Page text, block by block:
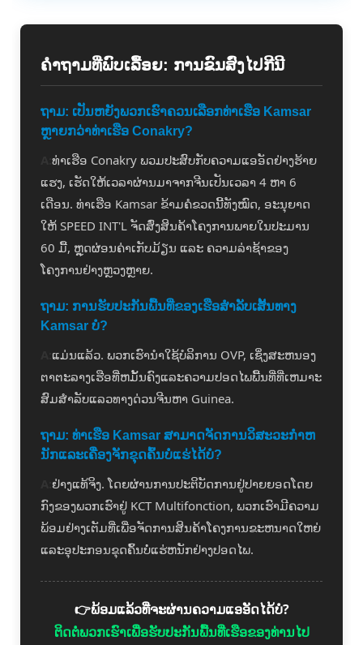
ຄໍາຖາມທີ່ພົບເລື້ອຍ: ການຂົນສົ່ງໄປກີນີ
ຖາມ: ເປັນຫຍັງພວກເຮົາຄວນເລືອກທ່າເຮືອ Kamsar
ຫຼາຍກວ່າທ່າເຮືອ Conakry?
ທ່າ​ເຮືອ Conakry ພວມ​ປະສົບ​ກັບ​ຄວາມ​ແອ​ອັດ​ຢ່າງ​ຮ້າຍ​
ແຮງ, ​ເຮັດ​ໃຫ້​ເວລາ​ຜ່ານ​ມາ​ຈາກ​ຈີນ​ເປັນ​ເວລາ 4 ຫາ 6 ​
ເດືອນ. ທ່າເຮືອ Kamsar ຂ້າມຄໍຂວດນີ້ທັງໝົດ, ອະນຸຍາດ
ໃຫ້ SPEED INT'L ຈັດສົ່ງສິນຄ້າໂຄງການພາຍໃນປະມານ
60 ມື້, ຫຼຸດຜ່ອນຄ່າເກັບມ້ຽນ ແລະ ຄວາມລ່າຊ້າຂອງ
ໂຄງການຢ່າງຫຼວງຫຼາຍ.
ຖາມ: ການຮັບປະກັນພື້ນທີ່ຂອງເຮືອສໍາລັບເສັ້ນທາງ
Kamsar ບໍ?
ແມ່ນແລ້ວ. ພວກເຮົານໍາໃຊ້ບໍລິການ OVP, ເຊິ່ງສະຫນອງ
ຕາຕະລາງເຮືອທີ່ຫມັ້ນຄົງແລະຄວາມປອດໄພພື້ນທີ່ທີ່ເຫມາະ
ສົມສໍາລັບແລວທາງດ່ວນຈີນຫາ Guinea.
ຖາມ: ທ່າເຮືອ Kamsar ສາມາດຈັດການວິສະວະກໍາຫ
ນັກແລະເຄື່ອງຈັກຂຸດຄົ້ນບໍ່ແຮ່ໄດ້ບໍ?
ຢ່າງແທ້ຈິງ. ໂດຍຜ່ານການປະຕິບັດການຢູ່ປາຍຍອດໂດຍ
ກົງຂອງພວກເຮົາຢູ່ KCT Multifonction, ພວກເຮົາມີຄວາມ
ພ້ອມຢ່າງເຕັມທີ່ເພື່ອຈັດການສິນຄ້າໂຄງການຂະຫນາດໃຫຍ່
ແລະອຸປະກອນຂຸດຄົ້ນບໍ່ແຮ່ຫນັກຢ່າງປອດໄພ.
👉ພ້ອມແລ້ວທີ່ຈະຜ່ານຄວາມແອອັດໄດ້ບໍ?
ຕິດຕໍ່ພວກເຮົາເພື່ອຮັບປະກັນພື້ນທີ່ເຮືອຂອງທ່ານໄປ